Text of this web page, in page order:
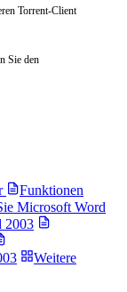
Torrent-Client
Sie den
Funktionen
Microsoft Word
2003
Weitere